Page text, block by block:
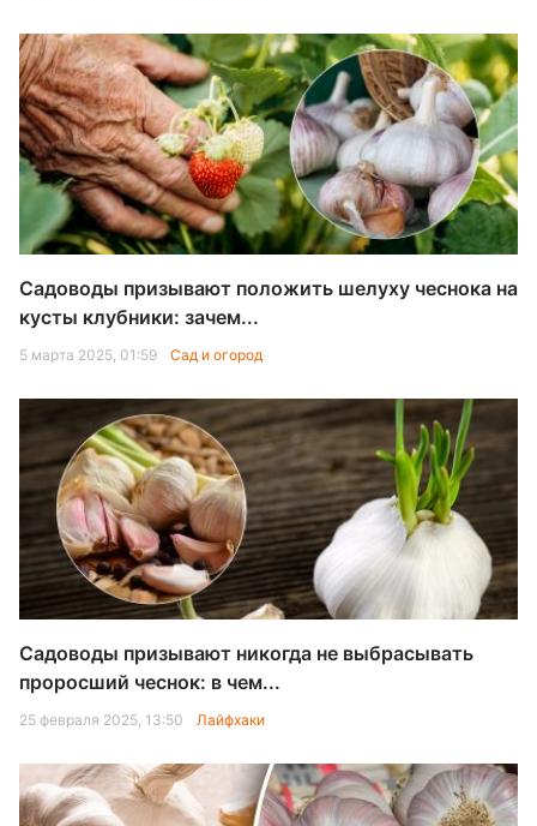
Садоводы призывают положить шелуху чеснока на
кусты клубники: зачем...
5 марта 2025, 01:59 Сад и огород
Садоводы призывают никогда не выбрасывать
проросший чеснок: в чем...
25 февраля 2025, 13:50 Лайфхаки